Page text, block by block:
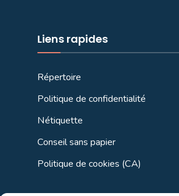
Liens rapides
Répertoire
Politique de confidentialité
Nétiquette
Conseil sans papier
Politique de cookies (CA)